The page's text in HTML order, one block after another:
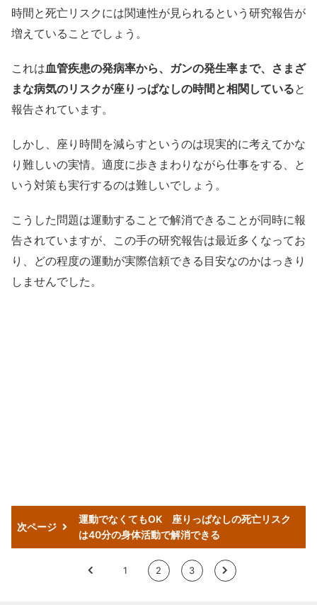
時間と死亡リスクには関連性が見られるという研究報告が
増えていることでしょう。
これは血管疾患の発病率から、ガンの発生率まで、さまざ
まな病気のリスクが座りっぱなしの時間と相関していると
報告されています。
しかし、座り時間を減らすというのは現実的に考えてかな
り難しいの実情。適度に歩きまわりながら仕事をする、と
いう対策も実行するのは難しいでしょう。
こうした問題は運動することで解消できることが同時に報
告されていますが、この手の研究報告は最近多くなってお
り、どの程度の運動が実際信頼できる目安なのかはっきり
しませんでした。
次ページ
運動でなくてもOK 座りっぱなしの死亡リスク
は40分の身体活動で解消できる
< 1 2 3 >